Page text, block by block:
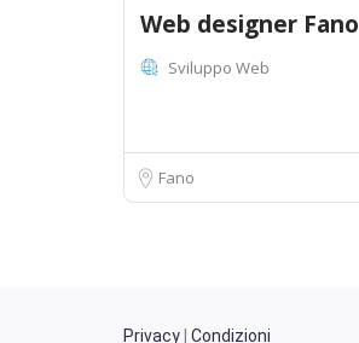
Web designer Fano
Sviluppo Web
Fano
Privacy Condizioni